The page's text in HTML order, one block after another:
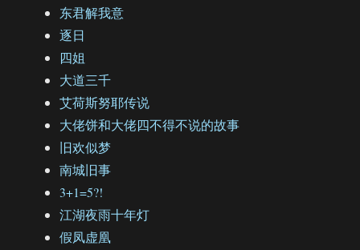
东君解我意
逐日
四姐
大道三千
艾荷斯努耶传说
大佬饼和大佬四不得不说的故事
旧欢似梦
南城旧事
3+1=5?!
江湖夜雨十年灯
假凤虚凰